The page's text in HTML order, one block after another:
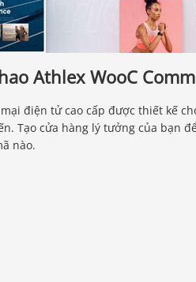
Athlex WooC
điện tử cao cấp được thiết kế
Tạo cửa hàng lý tưởng của bạn
nào.